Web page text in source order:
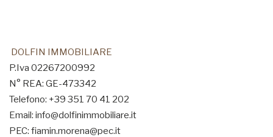
DOLFIN IMMOBILIARE
P.Iva 02267200992
N° REA: GE-473342
Telefono: +39 351 70 41 202
Email: info@dolfinimmobiliare.it
PEC: fiamin.morena@pec.it